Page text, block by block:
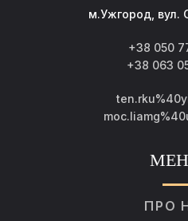
м.Ужгород, вул.
+38 050
+38 063
ПРО